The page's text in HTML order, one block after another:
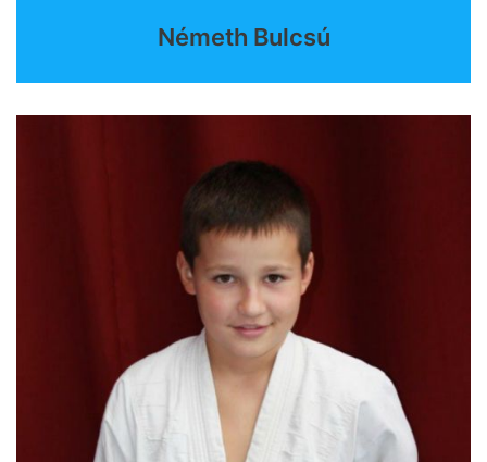
Németh Bulcsú